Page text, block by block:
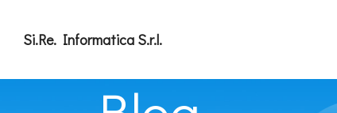
Si.Re. Informatica S.r.l.